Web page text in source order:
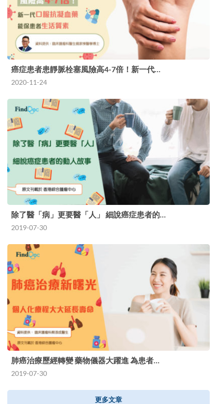
癌症患者患靜脈栓塞風險高4-7倍！新一代…
2020-11-24
除了醫「病」更要醫「人」 細說癌症患者的…
2019-07-30
肺癌治療歷經轉變 藥物儀器大躍進 為患者…
2019-07-30
更多文章